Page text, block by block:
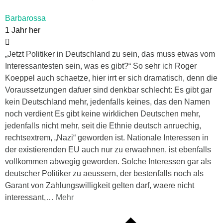
Barbarossa
1 Jahr her
„Jetzt Politiker in Deutschland zu sein, das muss etwas vom
Interessantesten sein, was es gibt?“ So sehr ich Roger
Koeppel auch schaetze, hier irrt er sich dramatisch, denn die
Voraussetzungen dafuer sind denkbar schlecht: Es gibt gar
kein Deutschland mehr, jedenfalls keines, das den Namen
noch verdient Es gibt keine wirklichen Deutschen mehr,
jedenfalls nicht mehr, seit die Ethnie deutsch anruechig,
rechtsextrem, „Nazi“ geworden ist. Nationale Interessen in
der existierenden EU auch nur zu erwaehnen, ist ebenfalls
vollkommen abwegig geworden. Solche Interessen gar als
deutscher Politiker zu aeussern, der bestenfalls noch als
Garant von Zahlungswilligkeit gelten darf, waere nicht
interessant,… Mehr